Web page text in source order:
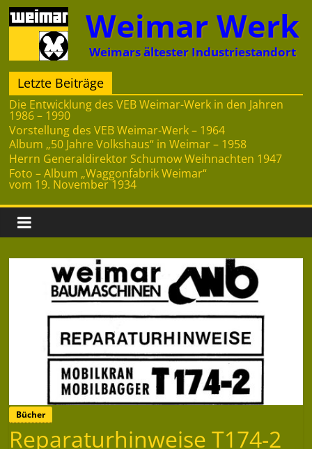
Zum
Inhalt
springen
Weimar Werk
Weimars ältester Industriestandort
Letzte Beiträge
Die Entwicklung des VEB Weimar-Werk in den Jahren
1986 – 1990
Vorstellung des VEB Weimar-Werk – 1964
Album „50 Jahre Volkshaus“ in Weimar – 1958
Herrn Generaldirektor Schumow Weihnachten 1947
Foto – Album „Waggonfabrik Weimar“
vom 19. November 1934
Bücher
Reparaturhinweise T174-2